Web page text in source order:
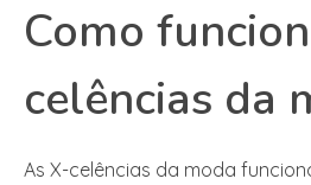
Como
celências da
As X-celências da moda